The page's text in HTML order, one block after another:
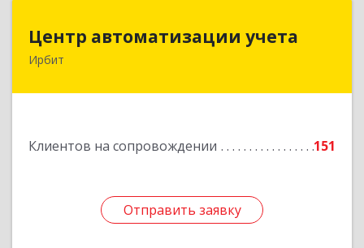
Центр автоматизации учета
Ирбит
Клиентов на сопровождении 151
Отправить заявку
623854, Свердловская обл, Ирбит г, Маршала
Отправить заявку